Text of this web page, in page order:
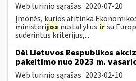
Web turinio sąrašas 2020-07-20
Įmonės, kurios atitinka
ministerijos nustatytus irsu
suderintus kriterijus,...
Dėl Lietuvos Respublikos
pakeitimo nuo 2023 m.
Web turinio sąrašas 2023-02-10